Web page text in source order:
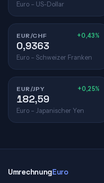
Euro – US-Dollar
EUR/CHF +0,43%
0,9363
Euro – Schweizer Franken
EUR/JPY +0,25%
182,59
Euro – Japanischer Yen
UmrechnungEuro